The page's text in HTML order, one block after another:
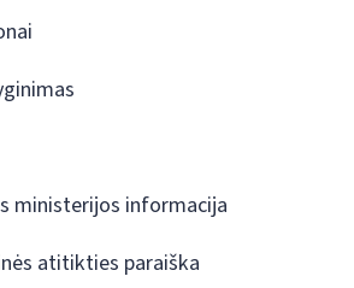
ministerijos informacija
atitikties paraiška